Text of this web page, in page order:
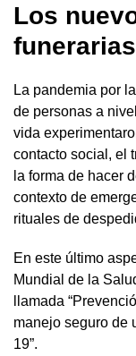
Los
La pandemia por
de personas a
vida
contacto social, el
la forma de hacer
contexto de
rituales de
En este último
Mundial de la
llamada
manejo seguro de
19”.